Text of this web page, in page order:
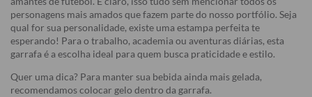
personagens mais amados que fazem parte do nosso portfólio. Seja
qual for sua personalidade, existe uma estampa perfeita te
esperando! Para o trabalho, academia ou aventuras diárias, esta
garrafa é a escolha ideal para quem busca praticidade e estilo.
Quer uma dica? Para manter sua bebida ainda mais gelada,
recomendamos colocar gelo dentro da garrafa.